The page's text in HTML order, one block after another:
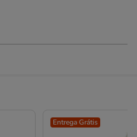
Entrega Grátis